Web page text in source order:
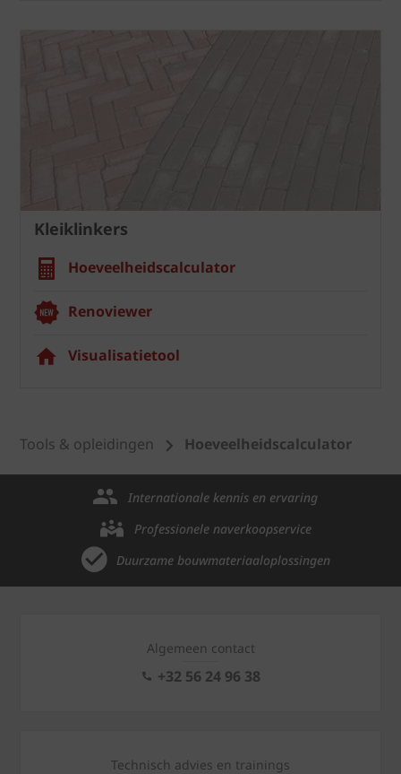
Kleiklinkers
Hoeveelheidscalculator
Renoviewer
Visualisatietool
Tools & opleidingen Hoeveelheidscalculator
Internationale kennis en ervaring
Professionele naverkoopservice
Duurzame bouwmateriaaloplossingen
Algemeen contact
+32 56 24 96 38
Technisch advies en trainings